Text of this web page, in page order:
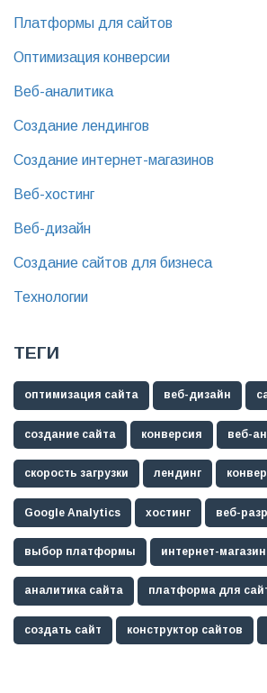
Платформы для сайтов
Оптимизация конверсии
Веб-аналитика
Создание лендингов
Создание интернет-магазинов
Веб-хостинг
Веб-дизайн
Создание сайтов для бизнеса
Технологии
ТЕГИ
оптимизация сайта веб-дизайн
создание сайта конверсия веб-
скорость загрузки лендинг
Google Analytics хостинг веб-
выбор платформы интернет-магазин
аналитика сайта платформа для
создать сайт конструктор сайтов